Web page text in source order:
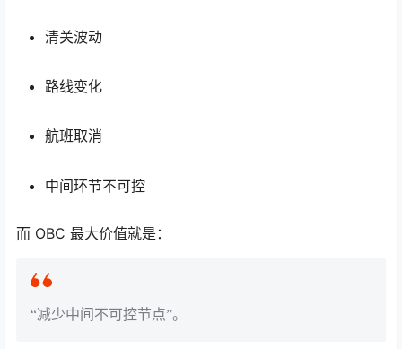
清关波动
路线变化
航班取消
中间环节不可控
而 OBC 最大价值就是：
“减少中间不可控节点”。